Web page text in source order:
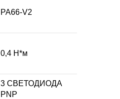
PA66-V2
0,4 Н*м
3 СВЕТОДИОДА
PNP